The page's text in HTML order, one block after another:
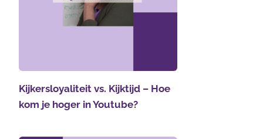
Kijkersloyaliteit vs. Kijktijd – Hoe
kom je hoger in Youtube?